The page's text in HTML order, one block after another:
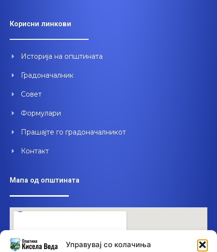
Управувај со колачиња
b
o
k
u
b
e
d
n
Корисни линкови
Историја на општината
Градоначалник
Совет
Формулари
Прашајте го градоначалникот
Контакт
Мапа од општината